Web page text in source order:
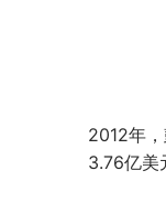
2012年
3.76亿美